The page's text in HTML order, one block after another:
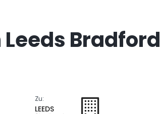
Bradford
Zu:
LEEDS